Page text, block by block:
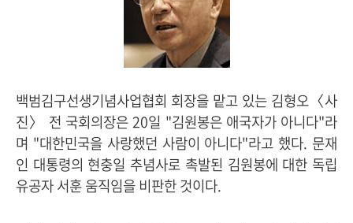
백범김구선생기념사업협회 회장을 맡고 있는 김형오〈사
진〉 전 국회의장은 20일 "김원봉은 애국자가 아니다"라
며 "대한민국을 사랑했던 사람이 아니다"라고 했다. 문재
인 대통령의 현충일 추념사로 촉발된 김원봉에 대한 독립
유공자 서훈 움직임을 비판한 것이다.